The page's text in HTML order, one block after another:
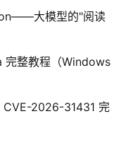
大模型的"阅读
完整教程（Windows
CVE-2026-31431 完